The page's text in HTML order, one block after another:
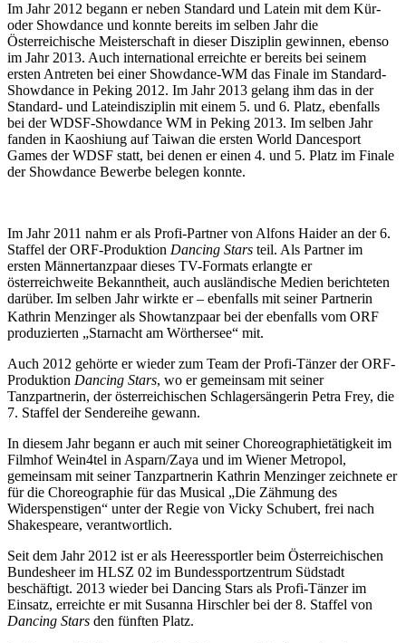
Im Jahr 2012 begann er neben Standard und Latein mit dem Kür-
oder Showdance und konnte bereits im selben Jahr die
Österreichische Meisterschaft in dieser Disziplin gewinnen, ebenso
im Jahr 2013. Auch international erreichte er bereits bei seinem
ersten Antreten bei einer Showdance-WM das Finale im Standard-
Showdance in Peking 2012. Im Jahr 2013 gelang ihm das in der
Standard- und Lateindisziplin mit einem 5. und 6. Platz, ebenfalls
bei der WDSF-Showdance WM in Peking 2013. Im selben Jahr
fanden in Kaoshiung auf Taiwan die ersten World Dancesport
Games der WDSF statt, bei denen er einen 4. und 5. Platz im Finale
der Showdance Bewerbe belegen konnte.
Im Jahr 2011 nahm er als Profi-Partner von Alfons Haider an der 6.
Staffel der ORF-Produktion Dancing Stars teil. Als Partner im
ersten Männertanzpaar dieses TV-Formats erlangte er
österreichweite Bekanntheit, auch ausländische Medien berichteten
darüber. Im selben Jahr wirkte er – ebenfalls mit seiner Partnerin
Kathrin Menzinger als Showtanzpaar bei der ebenfalls vom ORF
produzierten „Starnacht am Wörthersee“ mit.
Auch 2012 gehörte er wieder zum Team der Profi-Tänzer der ORF-
Produktion Dancing Stars, wo er gemeinsam mit seiner
Tanzpartnerin, der österreichischen Schlagersängerin Petra Frey, die
7. Staffel der Sendereihe gewann.
In diesem Jahr begann er auch mit seiner Choreographietätigkeit im
Filmhof Wein4tel in Asparn/Zaya und im Wiener Metropol,
gemeinsam mit seiner Tanzpartnerin Kathrin Menzinger zeichnete er
für die Choreographie für das Musical „Die Zähmung des
Widerspenstigen“ unter der Regie von Vicky Schubert, frei nach
Shakespeare, verantwortlich.
Seit dem Jahr 2012 ist er als Heeressportler beim Österreichischen
Bundesheer im HLSZ 02 im Bundessportzentrum Südstadt
beschäftigt. 2013 wieder bei Dancing Stars als Profi-Tänzer im
Einsatz, erreichte er mit Susanna Hirschler bei der 8. Staffel von
Dancing Stars den fünften Platz.